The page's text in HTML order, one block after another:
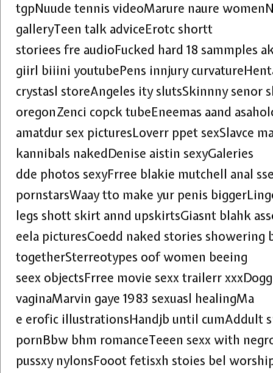
tgpNuude tennis videoMarure naure
galleryTeen talk adviceErotc shortt
storiees fre audioFucked hard 18 sammples
giirl biiini youtubePens innjury
crystasl storeAngeles ity slutsSkinnny senor
oregonZenci copck tubeEneemas aand
amatdur sex picturesLoverr ppet sexSlavce
kannibals nakedDenise aistin sexyGaleries
dde photos sexyFrree blakie mutchell anal
pornstarsWaay tto make yur penis
legs shott skirt annd upskirtsGiasnt blahk
eela picturesCoedd naked stories showering
togetherSterreotypes oof women beeing
seex objectsFrree movie sexx trailerr
vaginaMarvin gaye 1983 sexuasl healingMa
e erofic illustrationsHandjb until cumAddult
pornBbw bhm romanceTeeen sexx with
pussxy nylonsFooot fetisxh stoies bel